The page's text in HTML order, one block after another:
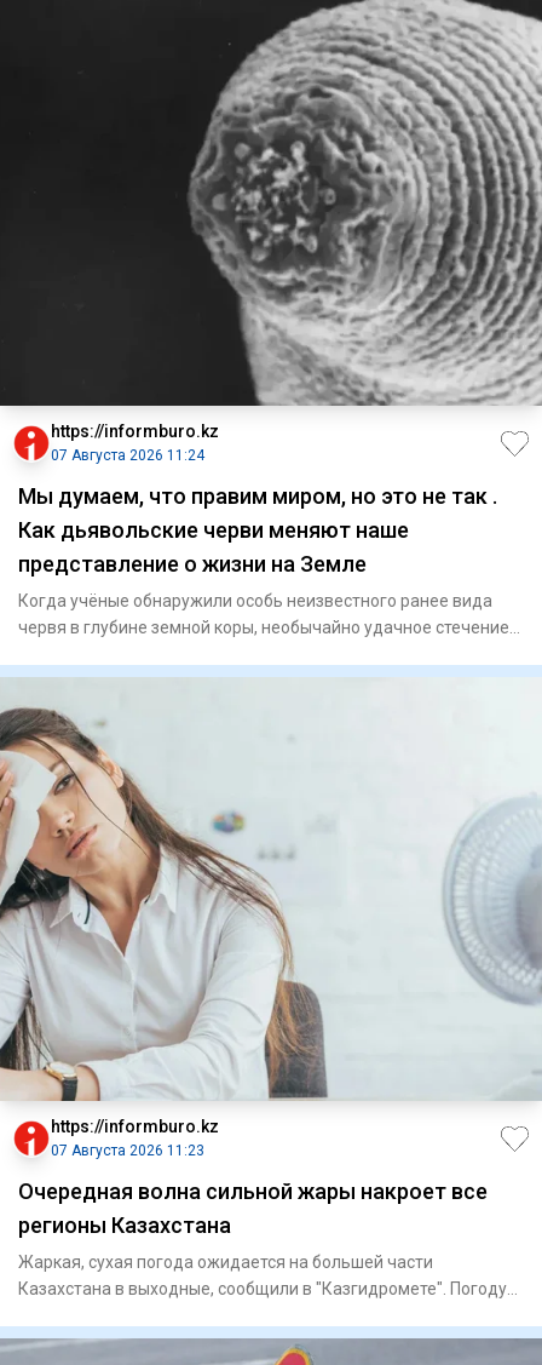
https://informburo.kz
07 Августа 2026 11:24
Мы думаем, что правим миром, но это не так .
Как дьявольские черви меняют наше
представление о жизни на Земле
Когда учёные обнаружили особь неизвестного ранее вида
червя в глубине земной коры, необычайно удачное стечение
https://informburo.kz
07 Августа 2026 11:23
Очередная волна сильной жары накроет все
регионы Казахстана
Жаркая, сухая погода ожидается на большей части
Казахстана в выходные, сообщили в "Казгидромете". Погоду